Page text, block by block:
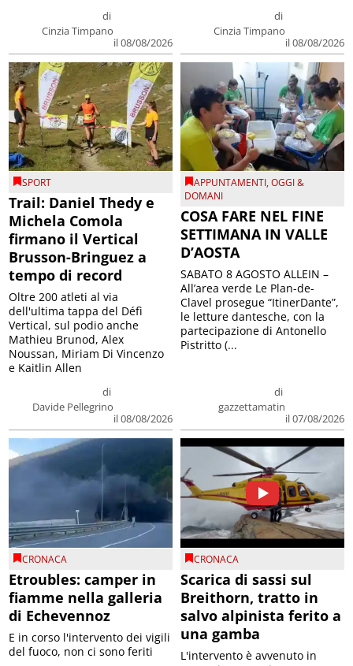
di
Cinzia Timpano
il 08/08/2026
di
Cinzia Timpano
il 08/08/2026
SPORT
Trail: Daniel Thedy e
Michela Comola
firmano il Vertical
Brusson-Bringuez a
tempo di record
di
Davide Pellegrino
il 08/08/2026
Oltre 200 atleti al via
dell'ultima tappa del Défì
Vertical, sul podio anche
Mathieu Brunod, Alex
Noussan, Miriam Di Vincenzo
e Kaitlin Allen
APPUNTAMENTI,OGGI &
DOMANI
COSA FARE NEL FINE
SETTIMANA IN VALLE
D’AOSTA
di
gazzettamatin
il 07/08/2026
SABATO 8 AGOSTO ALLEIN –
All’area verde Le Plan-de-
Clavel prosegue “ItinerDante”,
le letture dantesche, con la
partecipazione di Antonello
Pistritto (...
CRONACA
Etroubles: camper in
fiamme nella galleria
di Echevennoz
E in corso l'intervento dei vigili
del fuoco, non ci sono feriti
CRONACA
Scarica di sassi sul
Breithorn, tratto in
salvo alpinista ferito a
una gamba
L'intervento è avvenuto in